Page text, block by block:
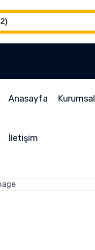
Anasayfa Kurumsal
İletişim